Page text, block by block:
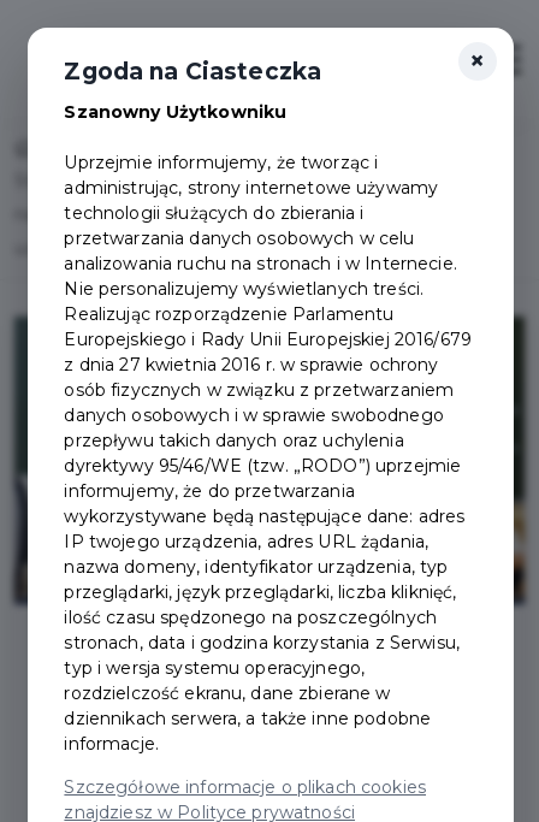
Stypendia Burmistrza Pruszcza Gdańskiego za wyniki w
nauce, osiągnięcia sportowe lub artystyczne dla
uzdolnionych uczniów
2025-06-02
STYPENDIA
BURMISTRZA PRUSZCZA
×
Zgoda na Ciasteczka
Szanowny Użytkowniku
Uprzejmie informujemy, że tworząc i
administrując, strony internetowe używamy
technologii służących do zbierania i
przetwarzania danych osobowych w celu
analizowania ruchu na stronach i w Internecie.
Nie personalizujemy wyświetlanych treści.
Realizując rozporządzenie Parlamentu
Europejskiego i Rady Unii Europejskiej 2016/679
z dnia 27 kwietnia 2016 r. w sprawie ochrony
osób fizycznych w związku z przetwarzaniem
danych osobowych i w sprawie swobodnego
przepływu takich danych oraz uchylenia
dyrektywy 95/46/WE (tzw. „RODO”) uprzejmie
informujemy, że do przetwarzania
wykorzystywane będą następujące dane: adres
IP twojego urządzenia, adres URL żądania,
nazwa domeny, identyfikator urządzenia, typ
przeglądarki, język przeglądarki, liczba kliknięć,
ilość czasu spędzonego na poszczególnych
stronach, data i godzina korzystania z Serwisu,
typ i wersja systemu operacyjnego,
rozdzielczość ekranu, dane zbierane w
dziennikach serwera, a także inne podobne
informacje.
Szczegółowe informacje o plikach cookies
znajdziesz w Polityce prywatności